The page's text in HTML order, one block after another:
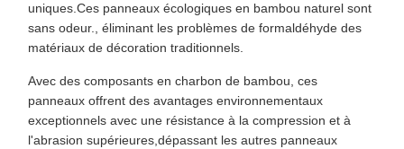
uniques.Ces panneaux écologiques en bambou naturel sont
sans odeur., éliminant les problèmes de formaldéhyde des
matériaux de décoration traditionnels.
Avec des composants en charbon de bambou, ces
panneaux offrent des avantages environnementaux
exceptionnels avec une résistance à la compression et à
l'abrasion supérieures,dépassant les autres panneaux